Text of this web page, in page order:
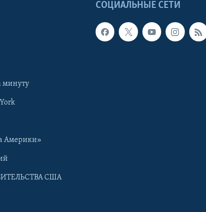
СОЦИАЛЬНЫЕ СЕТИ
минуту
Америки»
США